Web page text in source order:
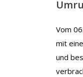
Vom
mit
und